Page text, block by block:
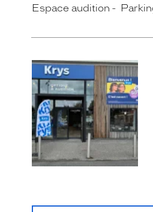
Espace audition